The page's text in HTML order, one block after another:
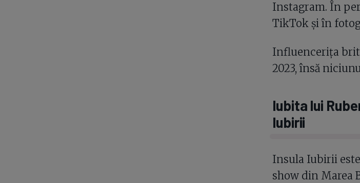
Instagram. În
TikTok și în
Influencerița
2023, însă
Iubita lui
Iubirii
Insula Iubirii
show din Marea